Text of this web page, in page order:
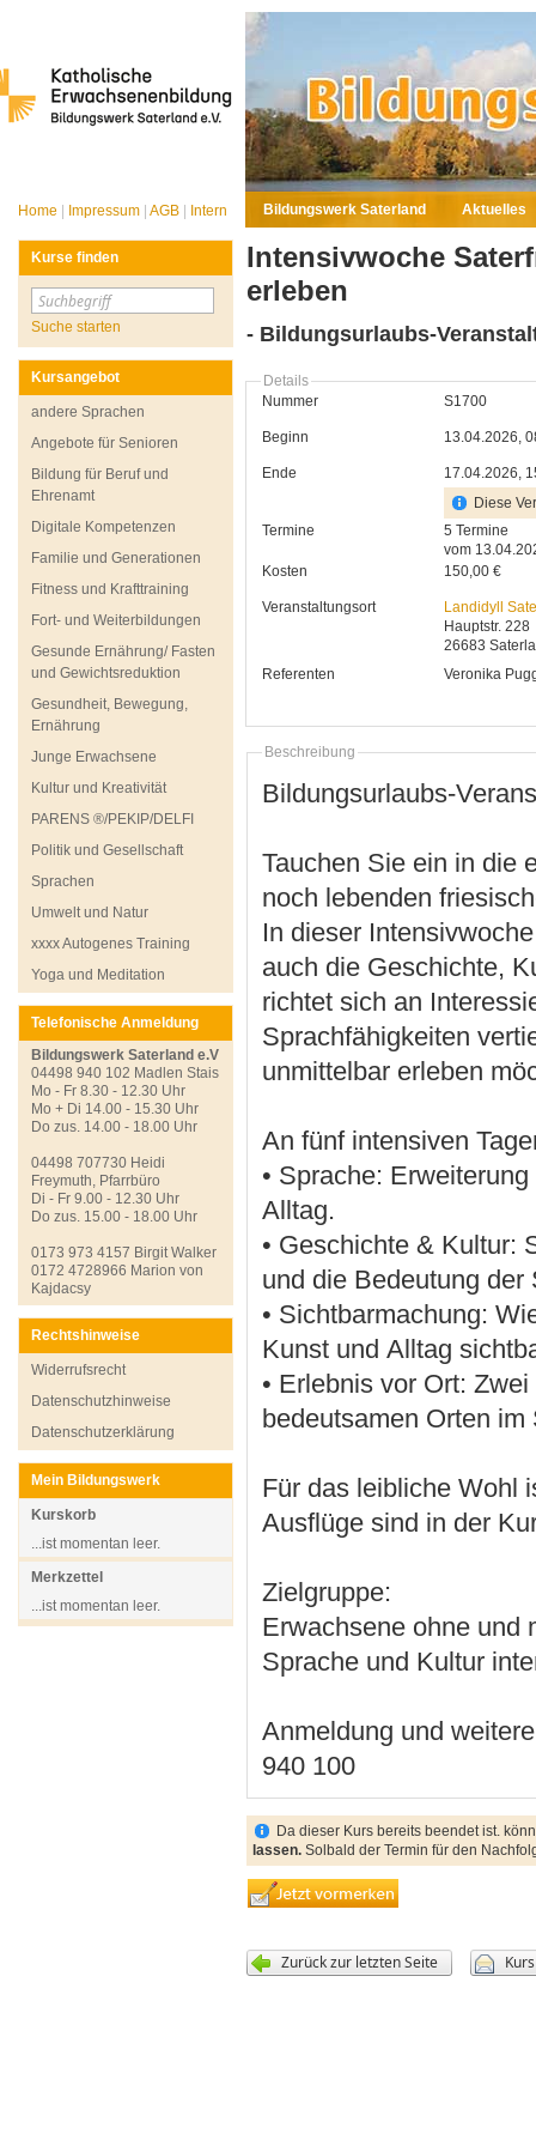
Home Impressum AGB Intern Bildungswerk Saterland Aktuelles
Kurse finden
Suche starten
Kursangebot
andere Sprachen
Angebote für Senioren
Bildung für Beruf und
Ehrenamt
Digitale Kompetenzen
Familie und Generationen
Fitness und Krafttraining
Fort- und Weiterbildungen
Gesunde Ernährung/ Fasten
und Gewichtsreduktion
Gesundheit, Bewegung,
Ernährung
Junge Erwachsene
Kultur und Kreativität
PARENS ®/PEKIP/DELFI
Politik und Gesellschaft
Sprachen
Umwelt und Natur
xxxx Autogenes Training
Yoga und Meditation
Telefonische Anmeldung
Bildungswerk Saterland e.V
04498 940 102 Madlen Stais
Mo - Fr 8.30 - 12.30 Uhr
Mo + Di 14.00 - 15.30 Uhr
Do zus. 14.00 - 18.00 Uhr
04498 707730 Heidi
Freymuth, Pfarrbüro
Di - Fr 9.00 - 12.30 Uhr
Do zus. 15.00 - 18.00 Uhr
0173 973 4157 Birgit Walker
0172 4728966 Marion von
Kajdacsy
Rechtshinweise
Widerrufsrecht
Datenschutzhinweise
Datenschutzerklärung
Mein Bildungswerk
Kurskorb
...ist momentan leer.
Merkzettel
...ist momentan leer.
Intensivwoche
erleben
- Bildungsurlaubs-
Details
Nummer
S1700
Beginn 13.04.2026,
Ende
17.04.2026,
Diese
Termine
5 Termine
vom
Kosten
Veranstaltungsort
Landidyll
Hauptstr. 228
26683
Referenten
Veronika
Beschreibung
Bildungsurlaubs-
Tauchen Sie ein in die
noch lebenden
In dieser
auch die Geschichte,
richtet sich an
Sprachfähigkeiten
unmittelbar erleben
An fünf intensiven
• Sprache:
Alltag.
• Geschichte & Kultur:
und die Bedeutung der
• Sichtbarmachung:
Kunst und Alltag
• Erlebnis vor Ort:
bedeutsamen Orten im
Für das leibliche Wohl
Ausflüge sind in der
Zielgruppe:
Erwachsene ohne und
Sprache und Kultur
Anmeldung und
940 100
Da dieser Kurs bereits beendet ist.
lassen. Solbald der Termin für den